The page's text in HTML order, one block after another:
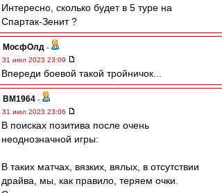
Интересно, сколько будет в 5 туре на
Спартак-Зенит ?
МосфОлд -
31 июл 2023 23:09
Впереди боевой такой тройничок...
BM1964 -
31 июл 2023 23:06
В поисках позитива после очень
неоднозначной игры:
В таких матчах, вязких, вялых, в отсутствии
драйва, мы, как правило, теряем очки.